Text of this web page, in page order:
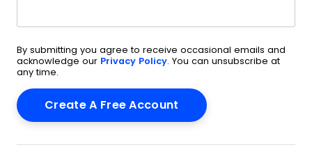
By submitting you agree to receive occasional emails and
acknowledge our Privacy Policy. You can unsubscribe at
any time.